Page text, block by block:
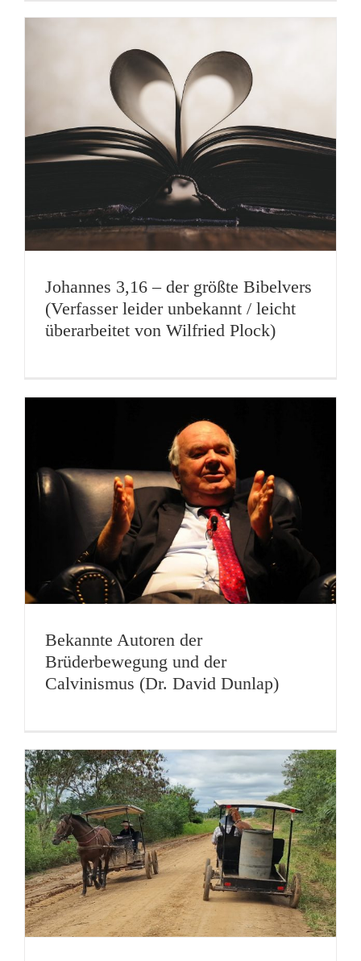
Johannes 3,16 – der größte Bibelvers
(Verfasser leider unbekannt / leicht
überarbeitet von Wilfried Plock)
Bekannte Autoren der
Brüderbewegung und der
Calvinismus (Dr. David Dunlap)